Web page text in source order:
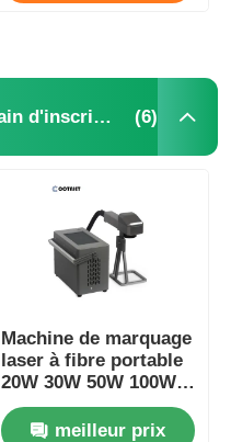
machine tenue dans la main d'inscription de laser (6)
Machine de marquage
laser à fibre portable
20W 30W 50W 100W
Marqueur laser
portable pour métal
meilleur prix